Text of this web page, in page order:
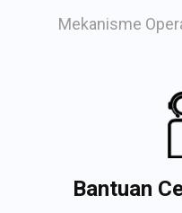
Mekanisme
Bantuan